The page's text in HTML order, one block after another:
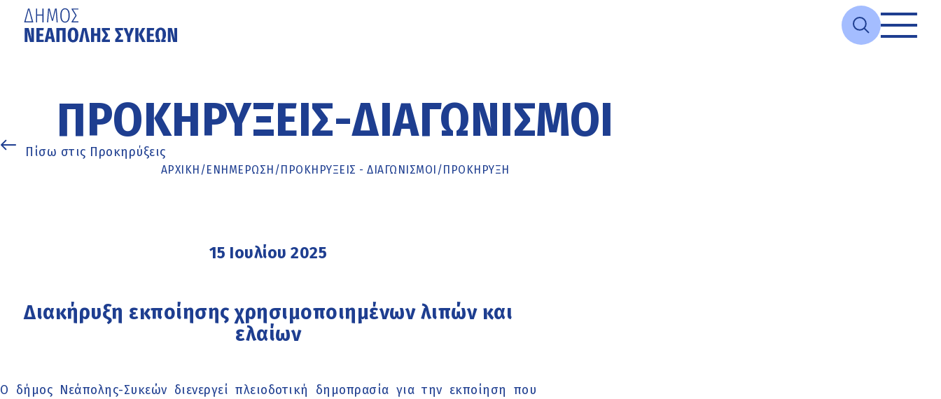
περιεχόμενοΠΡΟΚΗΡΎΞΕΙΣ-ΔΙΑΓΩΝΙΣΜΟΊ
Πίσω στις Προκηρύξεις
ΑΡΧΙΚΉ /ΕΝΗΜΈΡΩΣΗ /ΠΡΟΚΗΡΥΞΕΙΣ - ΔΙΑΓΩΝΙΣΜΟΙ /ΠΡΟΚΉΡΥΞΗ
15 Ιουλίου 2025
Διακήρυξη εκποίησης χρησιμοποιημένων λιπών και
ελαίων
Ο δήμος Νεάπολης-Συκεών διενεργεί πλειοδοτική δημοπρασία για την εκποίηση που